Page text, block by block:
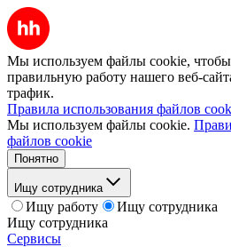
Мы используем файлы cookie, чтобы
правильную работу нашего веб-
трафик.
Правила использования файлов
Мы используем файлы cookie.
файлов cookie
Понятно
Ищу сотрудника
Ищу работу
Ищу сотрудника
Ищу сотрудника
Сервисы